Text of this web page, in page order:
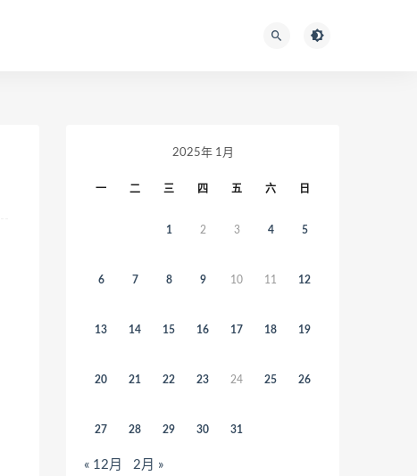
2025年 1月
一 二 三 四 五 六 日
1 2 3 4 5
6 7 8 9 10 11 12
13 14 15 16 17 18 19
20 21 22 23 24 25 26
27 28 29 30 31
« 12月 2月 »